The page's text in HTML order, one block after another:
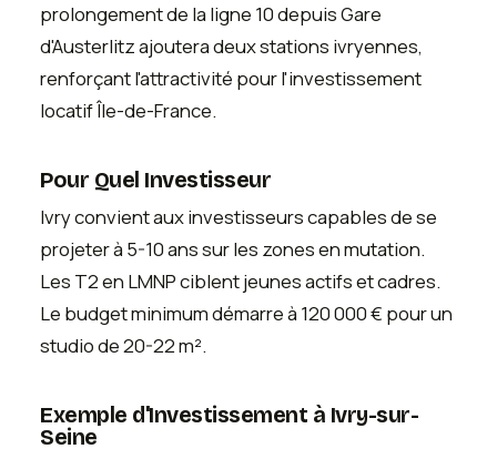
prolongement de la ligne 10 depuis Gare
d'Austerlitz ajoutera deux stations ivryennes,
renforçant l'attractivité pour l'investissement
locatif Île-de-France.
Pour Quel Investisseur
Ivry convient aux investisseurs capables de se
projeter à 5-10 ans sur les zones en mutation.
Les T2 en LMNP ciblent jeunes actifs et cadres.
Le budget minimum démarre à 120 000 € pour un
studio de 20-22 m².
Exemple d'Investissement à Ivry-sur-
Seine